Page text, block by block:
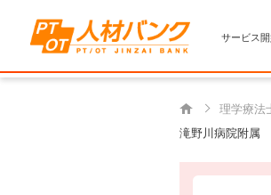
サービス
理学療法
滝野川病院附属